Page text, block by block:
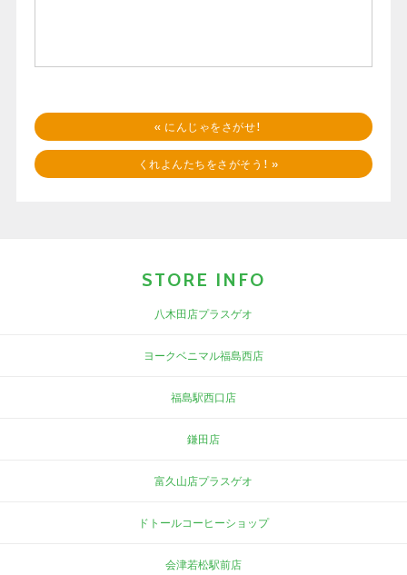
« にんじゃをさがせ！
くれよんたちをさがそう！ »
STORE INFO
八木田店プラスゲオ
ヨークベニマル福島西店
福島駅西口店
鎌田店
富久山店プラスゲオ
ドトールコーヒーショップ
会津若松駅前店